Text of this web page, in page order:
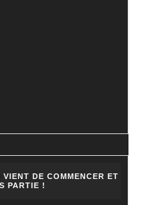
DE COMMENCER ET
PARTIE !